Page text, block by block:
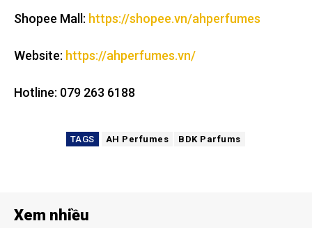
Shopee Mall: https://shopee.vn/ahperfumes
Website: https://ahperfumes.vn/
Hotline: 079 263 6188
TAGS AH Perfumes BDK Parfums
Xem nhiều